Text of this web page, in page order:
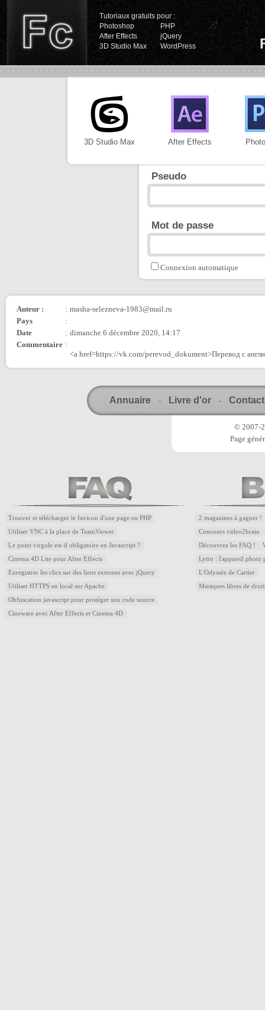
Tutoriaux gratuits pour :
Photoshop
PHP
After Effects
jQuery
3D Studio Max
WordPress
3D Studio Max After Effects
Pseudo
Mot de passe
Connexion automatique
Auteur : : masha-selezneva-1983@mail.ru
Pays
:
Date
: dimanche 6 décembre 2020, 14:17
Commentaire :
<a href=https://vk.com/perevod_dokument>Перевод с
Annuaire - Livre d'or - Contact
© 2007-
Page
Trouver et télécharger le favicon d'une page en PHP
Utiliser VNC à la place de TeamViewer
Le point virgule est-il obligatoire en Javascript ?
Cinema 4D Lite pour After Effects
Enregistrer les clics sur des liens externes avec jQuery
Utiliser HTTPS en local sur Apache
Obfuscation javascript pour protéger son code source
Cineware avec After Effects et Cinema 4D
2 magazines à gagner !
Concours video2brain
Découvrez les FAQ !
Lytro : l'appareil photo
L'Odyssée de Cartier
Musiques libres de